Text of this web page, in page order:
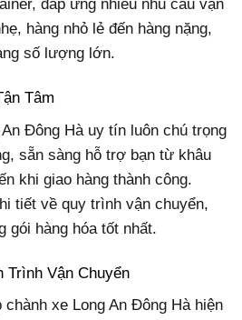
đáp ứng nhiều nhu cầu vận
hàng nhỏ lẻ đến hàng nặng,
số lượng lớn.
Tâm
Đông Hà uy tín luôn chú trọng
sẵn sàng hỗ trợ bạn từ khâu
khi giao hàng thành công.
tiết về quy trình vận chuyển,
gói hàng hóa tốt nhất.
Trình Vận Chuyển
xe Long An Đông Hà hiện